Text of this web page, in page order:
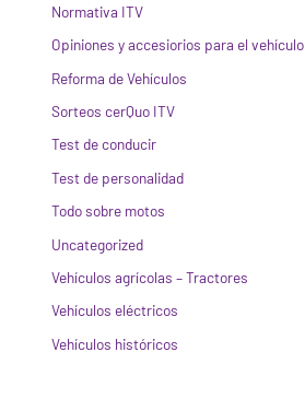
Normativa ITV
Opiniones y accesiorios para el vehículo
Reforma de Vehículos
Sorteos cerQuo ITV
Test de conducir
Test de personalidad
Todo sobre motos
Uncategorized
Vehículos agrícolas – Tractores
Vehículos eléctricos
Vehículos históricos